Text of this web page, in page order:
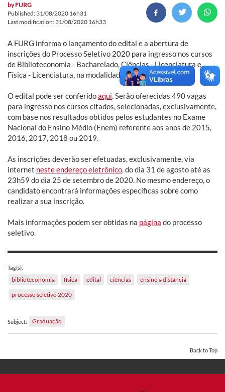
byFURG
Published: 31/08/2020 16h31
Last modification: 31/08/2020 16h33
A FURG informa o lançamento do edital e a abertura de
inscrições do Processo Seletivo 2020 para ingresso nos cursos
de Biblioteconomia - Bacharelado, Ciências - Licenciatura e
Física - Licenciatura, na modalidade a distância.
O edital pode ser conferidoaqui . Serão oferecidas 490 vagas
para ingresso nos cursos citados, selecionadas, exclusivamente,
com base nos resultados obtidos pelos estudantes no Exame
Nacional do Ensino Médio (Enem) referente aos anos de 2015,
2016, 2017, 2018 ou 2019.
As inscrições deverão ser efetuadas, exclusivamente, via
internet neste endereço eletrônico , do dia 31 de agosto até as
23h59 do dia 25 de setembro de 2020. No mesmo endereço, o
candidato encontrará informações específicas sobre como
realizar a sua inscrição.
Mais informações podem ser obtidas na página do processo
seletivo.
Tag(s):
biblioteconomia física edital ciências
ensino a distância
processo seletivo 2020
Subject: Graduação
Back to Top